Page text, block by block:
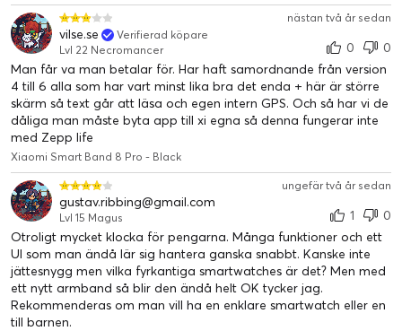
nästan två år sedan
vilse.se
Verifierad köpare
Lvl 22 Necromancer
0
0
Man får va man betalar för. Har haft samordnande från version
4 till 6 alla som har vart minst lika bra det enda + här är större
skärm så text går att läsa och egen intern GPS. Och så har vi de
dåliga man måste byta app till xi egna så denna fungerar inte
med Zepp life
Xiaomi Smart Band 8 Pro - Black
ungefär två år sedan
gustav.ribbing@gmail.com
Lvl 15 Magus 1
0
Otroligt mycket klocka för pengarna. Många funktioner och ett
UI som man ändå lär sig hantera ganska snabbt. Kanske inte
jättesnygg men vilka fyrkantiga smartwatches är det? Men med
ett nytt armband så blir den ändå helt OK tycker jag.
Rekommenderas om man vill ha en enklare smartwatch eller en
till barnen.